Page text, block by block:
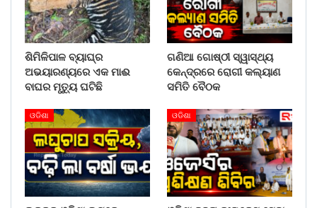
ଶିମିଳିପାଳ ବ୍ୟାଘ୍ର
ଅଭୟାରଣ୍ୟରେ ଏକ ମାଈ
ବାଘର ମୃତ୍ୟୁ ଘଟିଛି
ଗଣିଆ ଗୋଷ୍ଠୀ ସ୍ୱାସ୍ଥ୍ୟ
କେନ୍ଦ୍ରରେ ରୋଗୀ କଲ୍ୟାଣ
ସମିତି ବୈଠକ
ଓଡିଶା ଓଡିଶା